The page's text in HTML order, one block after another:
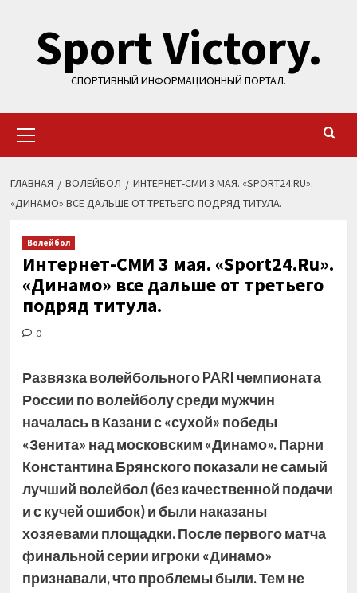
содержимому
Sport Victory.
СПОРТИВНЫЙ ИНФОРМАЦИОННЫЙ ПОРТАЛ.
меню
ГЛАВНАЯ ВОЛЕЙБОЛ
ИНТЕРНЕТ-СМИ 3 МАЯ. «SPORT24.RU».
«ДИНАМО» ВСЕ ДАЛЬШЕ ОТ ТРЕТЬЕГО ПОДРЯД ТИТУЛА.
Волейбол
Интернет-СМИ 3 мая. «Sport24.Ru».
«Динамо» все дальше от третьего
подряд титула.
0
Развязка волейбольного PARI чемпионата
России по волейболу среди мужчин
началась в Казани с «сухой» победы
«Зенита» над московским «Динамо». Парни
Константина Брянского показали не самый
лучший волейбол (без качественной подачи
и с кучей ошибок) и были наказаны
хозяевами площадки. После первого матча
финальной серии игроки «Динамо»
признавали, что проблемы были. Тем не